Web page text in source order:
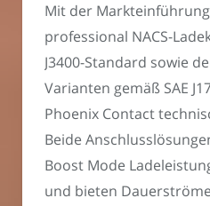
Mit der
professional NACS-
J3400-Standard sowie
Varianten gemäß SAE
Phoenix Contact
Beide
Boost Mode
und bieten